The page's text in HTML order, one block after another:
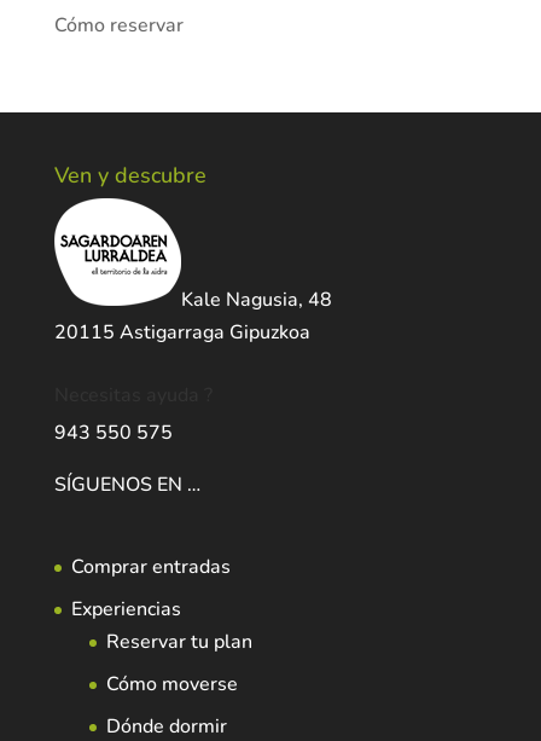
Cómo reservar
Ven y descubre
Kale Nagusia, 48
20115 Astigarraga Gipuzkoa
943 550 575
SÍGUENOS EN …
Comprar entradas
Experiencias
Reservar tu plan
Cómo moverse
Dónde dormir